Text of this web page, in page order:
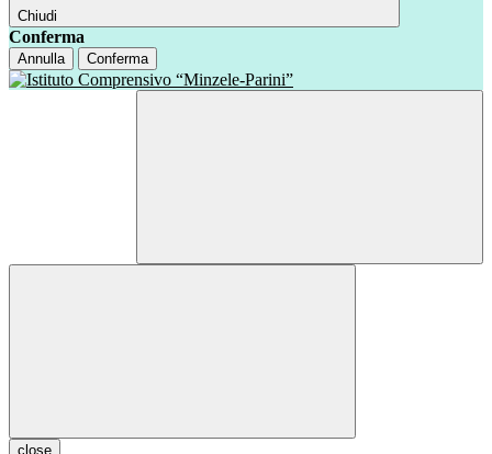
Chiudi
Conferma
Annulla Conferma
close